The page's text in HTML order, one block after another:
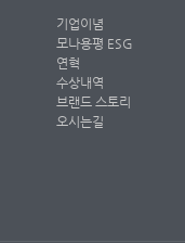
기업이념
모나용평 ESG
연혁
수상내역
브랜드 스토리
오시는길